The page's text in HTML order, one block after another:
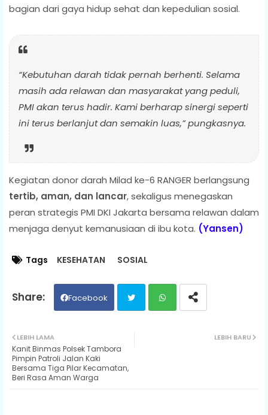
bagian dari gaya hidup sehat dan kepedulian sosial.
“Kebutuhan darah tidak pernah berhenti. Selama
masih ada relawan dan masyarakat yang peduli,
PMI akan terus hadir. Kami berharap sinergi seperti
ini terus berlanjut dan semakin luas,” pungkasnya.
Kegiatan donor darah Milad ke-6 RANGER berlangsung
tertib, aman, dan lancar, sekaligus menegaskan
peran strategis PMI DKI Jakarta bersama relawan dalam
menjaga denyut kemanusiaan di ibu kota. (Yansen)
Tags KESEHATAN SOSIAL
Facebook
LEBIH BARU
LEBIH LAMA
Kanit Binmas Polsek Tambora
Pimpin Patroli Jalan Kaki
Bersama Tiga Pilar Kecamatan,
Beri Rasa Aman Warga